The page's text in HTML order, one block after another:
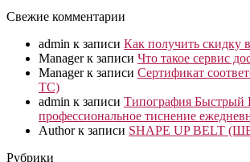
Свежие комментарии
admin к записи Как получить скидку
Managerк записи Что такое сервис
Managerк записи Сертификат
ТС)
admin к записи Типография Быстрый
профессиональное тиснение
Authorк записи SHAPE UP BELT
Рубрики